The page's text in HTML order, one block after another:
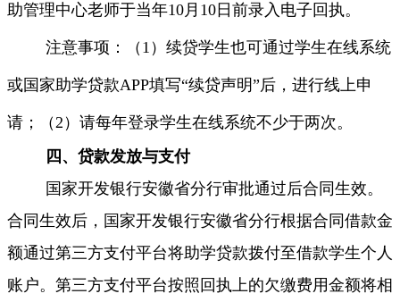
助管理中心老师于当年10月 10 日前录入电子回执。
注意事项：（1 ）续贷学生也可通过学生在线系统
或国家助学贷款APP填写“续贷声明”后，进行线上申
请；（2 ）请每年登录学生在线系统不少于两次。
四、贷款发放与支付
国家开发银行安徽省分行审批通过后合同生效。
合同生效后，国家开发银行安徽省分行根据合同借款金
额通过第三方支付平台将助学贷款拨付至借款学生个人
账户。第三方支付平台按照回执上的欠缴费用金额将相